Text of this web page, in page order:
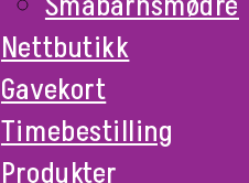
Nettbutikk
Gavekort
Timebestilling
Produkter